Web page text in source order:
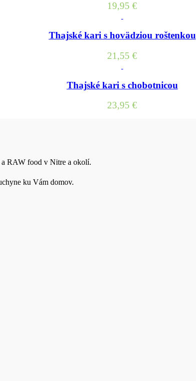
19,95 €
Thajské kari s hovädziou roštenkou
21,55 €
Thajské kari s chobotnicou
23,95 €
a RAW food v Nitre a okolí.
ku Vám domov.